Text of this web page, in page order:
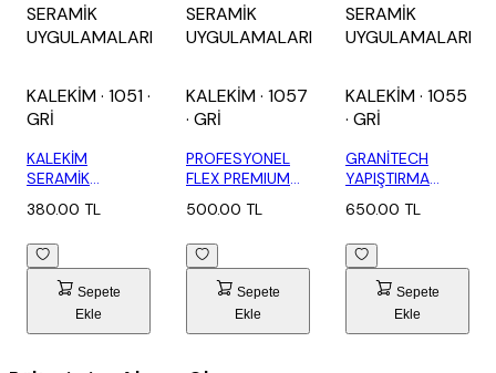
SERAMİK
UYGULAMALARI
KALEKİM· 1051·
GRİ
KALEKİM
SERAMİK
HARCI GRİ 25...
380.00 TL
Sepete
Ekle
SERAMİK
UYGULAMALARI
KALEKİM· 1057
· GRİ
PROFESYONEL
FLEX PREMIUM
500.00 TL
Sepete
Ekle
SERAMİK
UYGULAMALARI
KALEKİM· 1055
· GRİ
GRANİTECH
YAPIŞTIRMA
(10...
650.00 TL
Sepete
Ekle